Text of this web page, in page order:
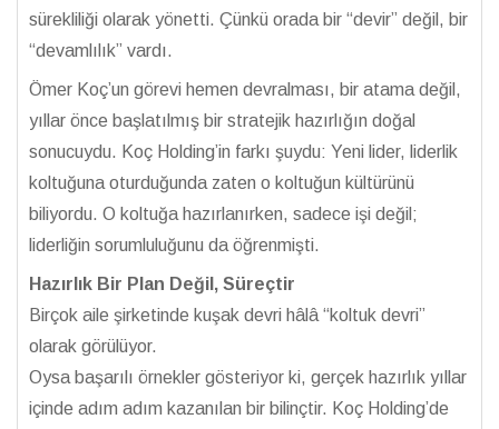
sürekliliği olarak yönetti. Çünkü orada bir “devir” değil, bir
“devamlılık” vardı.
Ömer Koç’un görevi hemen devralması, bir atama değil,
yıllar önce başlatılmış bir stratejik hazırlığın doğal
sonucuydu. Koç Holding’in farkı şuydu: Yeni lider, liderlik
koltuğuna oturduğunda zaten o koltuğun kültürünü
biliyordu. O koltuğa hazırlanırken, sadece işi değil;
liderliğin sorumluluğunu da öğrenmişti.
Hazırlık Bir Plan Değil, Süreçtir
Birçok aile şirketinde kuşak devri hâlâ “koltuk devri”
olarak görülüyor.
Oysa başarılı örnekler gösteriyor ki, gerçek hazırlık yıllar
içinde adım adım kazanılan bir bilinçtir. Koç Holding’de